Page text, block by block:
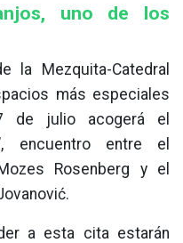
uno de los
la Mezquita-Catedral
más especiales
de julio acogerá el
encuentro entre el
Rosenberg y el
a esta cita estarán